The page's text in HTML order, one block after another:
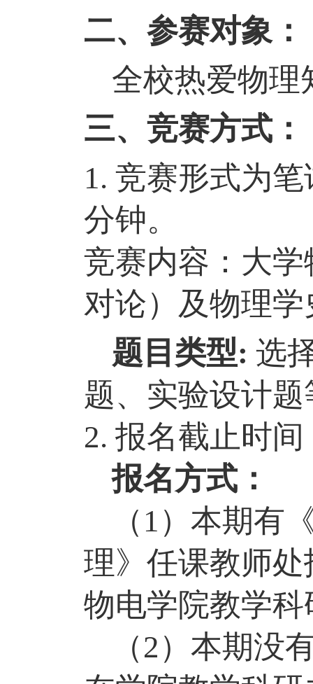
二、参赛对象：
全校热爱物理
三、竞赛方式：
1. 竞赛形式为
分钟。
竞赛内容： 大学
对论） 及物理学
题目类型: 选
题、实验设计题
2. 报名截止时间
报名方式：
（ 1）本期有
理》任课教师处
物电学院教学科
（2）本期没